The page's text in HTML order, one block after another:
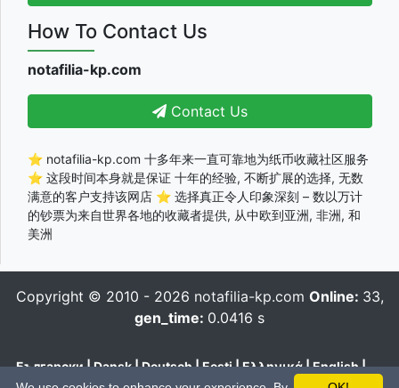
How To Contact Us
notafilia-kp.com
Contact Us
⭐ notafilia-kp.com 十多年来一直可靠地为纸币收藏社区服务
⭐ 这段时间本身就是保证 十年的经验, 不断扩展的选择, 无数
满意的客户支持该网店 ⭐ 选择真正令人印象深刻 – 数以万计
的钞票为来自世界各地的收藏者提供, 从中欧到亚洲, 非洲, 和
美洲
Copyright © 2010 - 2026 notafilia-kp.com Online: 33,
gen_time: 0.0416 s
Български|Dansk|Deutsch|Eesti|Ελληνικά|English|
Español|Français|Hrvatski|Italiano|Latviešu Lietuvių